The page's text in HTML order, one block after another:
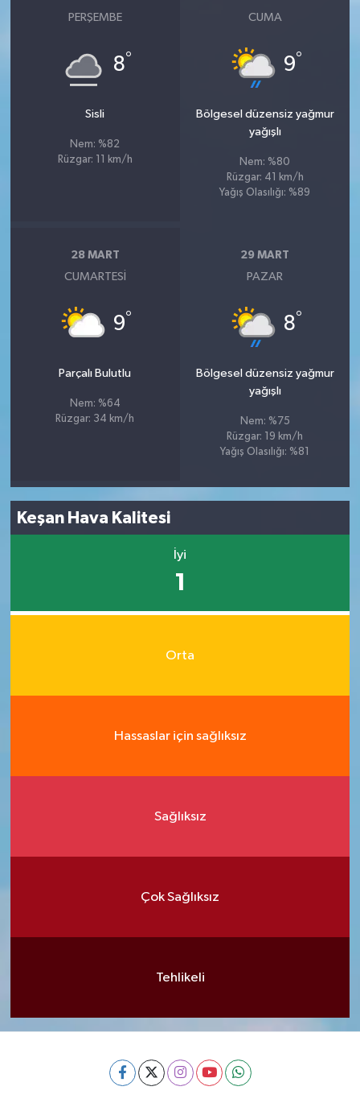
PERŞEMBE
8°
Sisli
Nem: %82
Rüzgar: 11 km/h
CUMA
9°
Bölgesel düzensiz yağmur
yağışlı
Nem: %80
Rüzgar: 41 km/h
Yağış Olasılığı: %89
28 MART
CUMARTESI
9°
Parçalı Bulutlu
Nem: %64
Rüzgar: 34 km/h
29 MART
PAZAR
8°
Bölgesel düzensiz yağmur
yağışlı
Nem: %75
Rüzgar: 19 km/h
Yağış Olasılığı: %81
Keşan Hava Kalitesi
İyi
1
Orta
Hassaslar için sağlıksız
Sağlıksız
Çok Sağlıksız
Tehlikeli